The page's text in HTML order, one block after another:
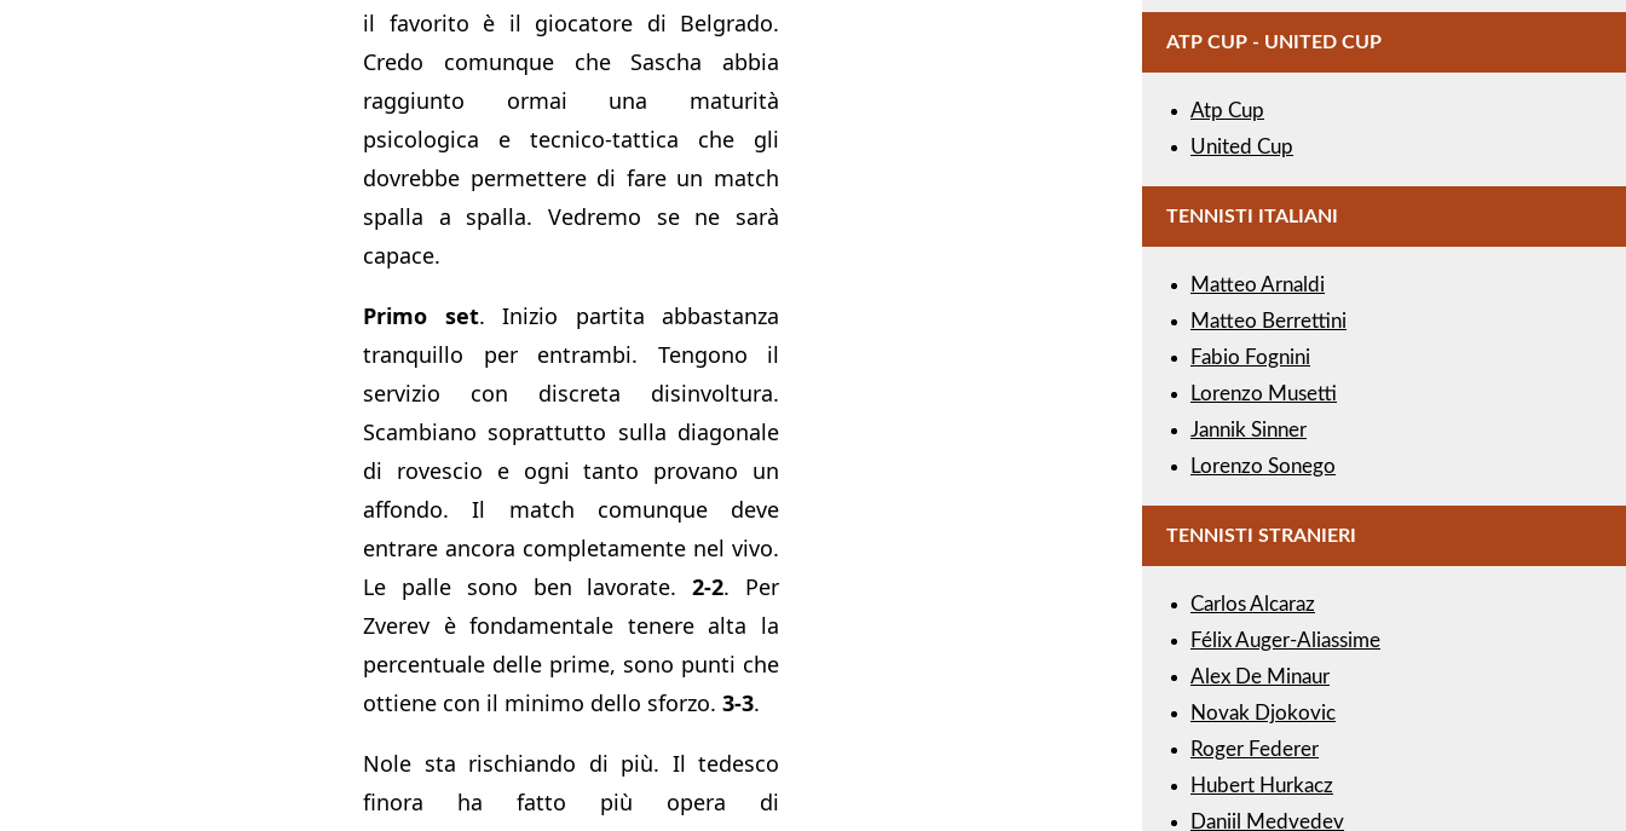
il favorito è il giocatore di Belgrado.
Credo comunque che Sascha abbia
raggiunto ormai una maturità
psicologica e tecnico-tattica che gli
dovrebbe permettere di fare un match
spalla a spalla. Vedremo se ne sarà
capace.
Primo set. Inizio partita abbastanza
tranquillo per entrambi. Tengono il
servizio con discreta disinvoltura.
Scambiano soprattutto sulla diagonale
di rovescio e ogni tanto provano un
affondo. Il match comunque deve
entrare ancora completamente nel vivo.
Le palle sono ben lavorate.2-2. Per
Zverev è fondamentale tenere alta la
percentuale delle prime, sono punti che
ottiene con il minimo dello sforzo. 3-3.
Nole sta rischiando di più. Il tedesco
finora ha fatto più opera di
ATP CUP - UNITED CUP
Atp Cup
United Cup
TENNISTI ITALIANI
Matteo Arnaldi
Matteo Berrettini
Fabio Fognini
Lorenzo Musetti
Jannik Sinner
Lorenzo Sonego
TENNISTI STRANIERI
Carlos Alcaraz
Félix Auger-Aliassime
Alex De Minaur
Novak Djokovic
Roger Federer
Hubert Hurkacz
Daniil Medvedev